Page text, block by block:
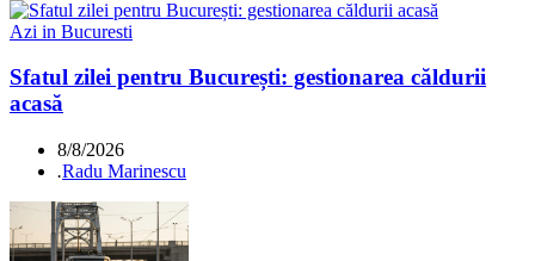
Azi in Bucuresti
Sfatul zilei pentru București: gestionarea căldurii
acasă
8/8/2026
.Radu Marinescu